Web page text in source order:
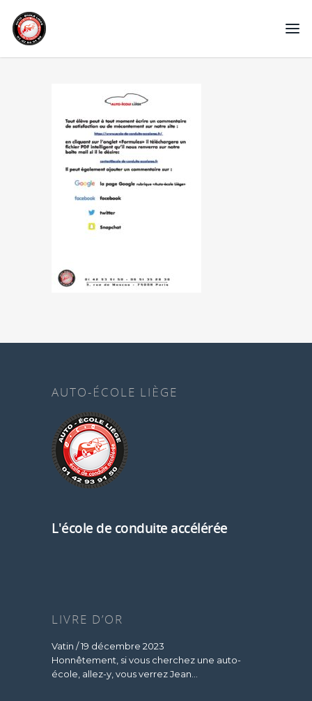
AUTO-ÉCOLE LIÈGE
L'école de conduite accélérée
LIVRE D’OR
Vatin /19 décembre 2023
Honnêtement, si vous cherchez une auto-
école, allez-y, vous verrez Jean...